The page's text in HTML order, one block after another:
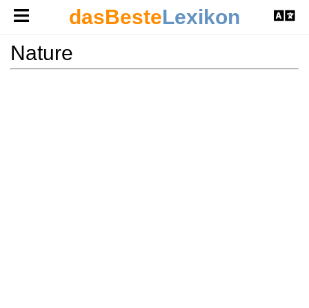
dasBesteLexikon
Nature